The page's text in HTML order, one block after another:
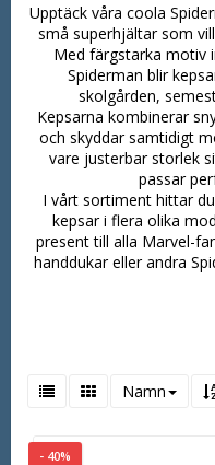
Upptäck våra coola
små superhjältar som
Med färgstarka motiv
Spiderman blir
skolgården,
Kepsarna kombinerar
och skyddar samtidigt
vare justerbar storlek
passar
I vårt sortiment hittar
kepsar i flera olika
present till alla Marvel-
handdukar eller andra
Namn
- 40%